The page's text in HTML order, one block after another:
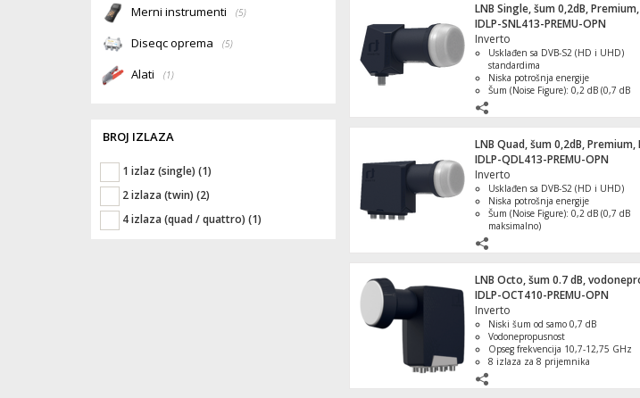
Merni instrumenti (5)
Diseqc oprema (5)
Alati (1)
BROJ IZLAZA
1 izlaz (single) (1)
2 izlaza (twin) (2)
4 izlaza (quad / quattro) (1)
LNB Single, šum 0,2dB,
IDLP-SNL413-PREMU-OPN
Inverto
Usklađen sa DVB-S2 (HD i UHD)
standardima
Niska potrošnja energije
Šum (Noise Figure): 0,2 dB (0,7 dB
Radna temperatura: -30 °C ~ +60 °C
Težina: 111 g
LNB Quad, šum 0,2dB, Premium,
IDLP-QDL413-PREMU-OPN
Inverto
Usklađen sa DVB-S2 (HD i UHD)
Niska potrošnja energije
Šum (Noise Figure): 0,2 dB (0,7 dB
maksimalno)
Težina: 177 g
LNB Octo, šum 0.7 dB,
IDLP-OCT410-PREMU-OPN
Inverto
Niski šum od samo 0,7 dB
Vodonepropusnost
Opseg frekvencija 10,7-12,75 GHz
8 izlaza za 8 prijemnika